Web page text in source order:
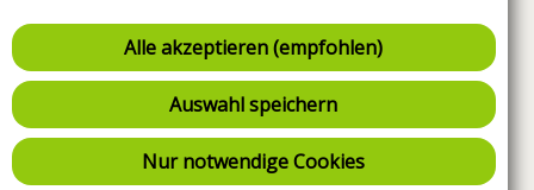
Alle akzeptieren (empfohlen)
Auswahl speichern
Nur notwendige Cookies